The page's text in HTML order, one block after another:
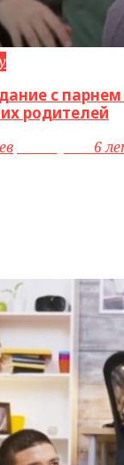
с
родителей
6